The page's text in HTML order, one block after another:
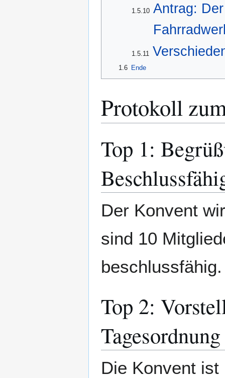
1.5.10 Antrag:
1.5.11
1.6 Ende
Protokoll
Top 1:
Der Konvent
sind 10
Top 2:
Die Konvent